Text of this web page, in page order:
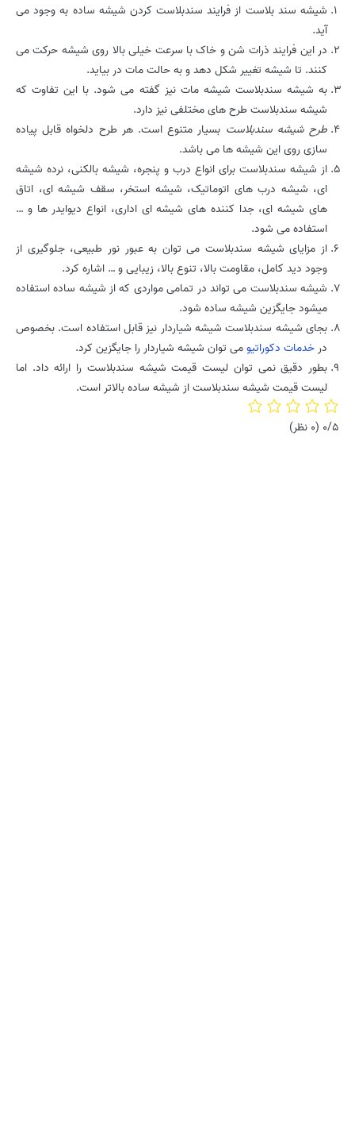
شیشه سند بلاست از فرایند سندبلاست کردن شیشه ساده به وجود می
آید.
در این فرایند ذرات شن و خاک با سرعت خیلی بالا روی شیشه حرکت می
کنند. تا شیشه تغییر شکل دهد و به حالت مات در بیاید.
به شیشه سندبلاست شیشه مات نیز گفته می شود. با این تفاوت که
شیشه سندبلاست طرح های مختلفی نیز دارد.
طرح شیشه سندبلاست بسیار متنوع است. هر طرح دلخواه قابل پیاده
سازی روی این شیشه ها می باشد.
از شیشه سندبلاست برای انواع درب و پنجره، شیشه بالکنی، نرده شیشه
ای، شیشه درب های اتوماتیک، شیشه استخر، سقف شیشه ای، اتاق
های شیشه ای، جدا کننده های شیشه ای اداری، انواع دیوایدر ها و …
استفاده می شود.
از مزایای شیشه سندبلاست می توان به عبور نور طبیعی، جلوگیری از
وجود دید کامل، مقاومت بالا، تنوع بالا، زیبایی و … اشاره کرد.
شیشه سندبلاست می تواند در تمامی مواردی که از شیشه ساده استفاده
میشود جایگزین شیشه ساده شود.
بجای شیشه سندبلاست شیشه شیاردار نیز قابل استفاده است. بخصوص
در خدمات دکوراتیومی توان شیشه شیاردار را جایگزین کرد.
بطور دقیق نمی توان لیست قیمت شیشه سندبلاست را ارائه داد. اما
لیست قیمت شیشه سندبلاست از شیشه ساده بالاتر است.
0/5 (0 نظر)